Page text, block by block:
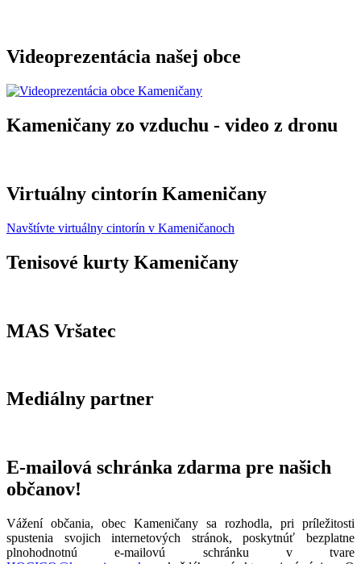
Videoprezentácia našej obce
Kameničany zo vzduchu - video z dronu
Virtuálny cintorín Kameničany
Navštívte virtuálny cintorín v Kameničanoch
Tenisové kurty Kameničany
MAS Vršatec
Mediálny partner
E-mailová schránka zdarma pre našich
občanov!
Vážení občania, obec Kameničany sa rozhodla, pri príležitosti
spustenia svojich internetových stránok, poskytnúť bezplatne
plnohodnotnú e-mailovú schránku v tvare